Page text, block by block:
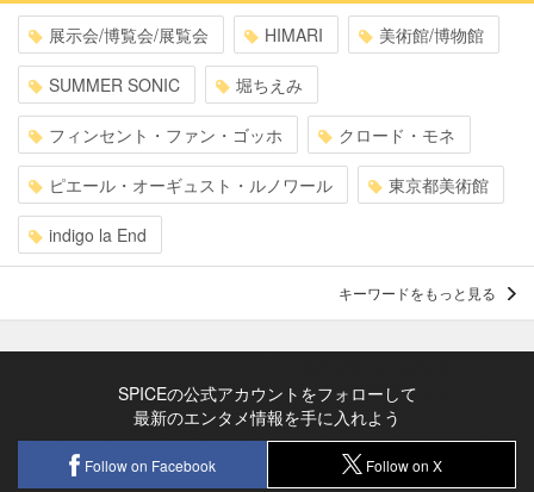
展示会/博覧会/展覧会 HIMARI 美術館/博物館
SUMMER SONIC 堀ちえみ
フィンセント・ファン・ゴッホ クロード・モネ
ピエール・オーギュスト・ルノワール 東京都美術館
indigo la End
キーワードをもっと見る
SPICEの公式アカウントをフォローして
最新のエンタメ情報を手に入れよう
Follow on Facebook Follow on X